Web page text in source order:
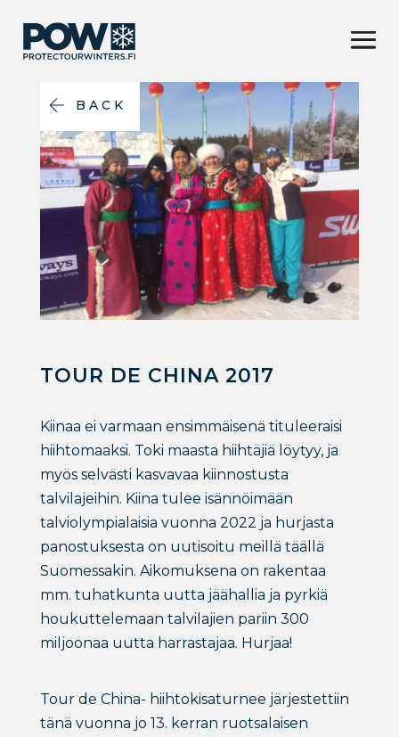
BACK
TOUR DE CHINA 2017
Kiinaa ei varmaan ensimmäisenä tituleeraisi
hiihtomaaksi. Toki maasta hiihtäjiä löytyy, ja
myös selvästi kasvavaa kiinnostusta
talvilajeihin. Kiina tulee isännöimään
talviolympialaisia vuonna 2022 ja hurjasta
panostuksesta on uutisoitu meillä täällä
Suomessakin. Aikomuksena on rakentaa
mm. tuhatkunta uutta jäähallia ja pyrkiä
houkuttelemaan talvilajien pariin 300
miljoonaa uutta harrastajaa. Hurjaa!
Tour de China- hiihtokisaturnee järjestettiin
tänä vuonna jo 13. kerran ruotsalaisen